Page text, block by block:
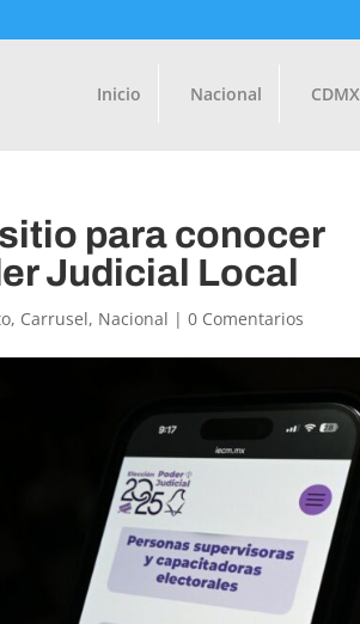
Inicio Nacional CDMX
para conocer
Judicial Local
, Carrusel, Nacional |0 Comentarios